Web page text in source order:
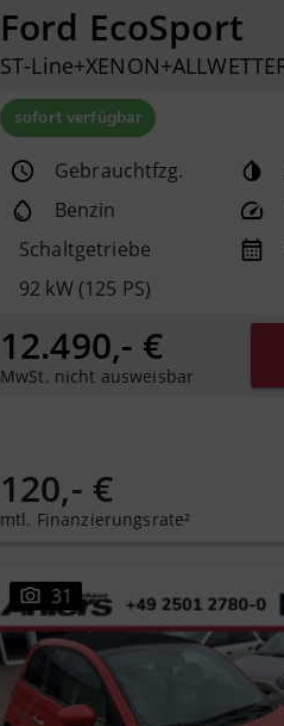
Ford EcoSport
sofort verfügbar
Gebrauchtfzg.
Benzin
Schaltgetriebe
92 kW (125 PS)
12.490,- €
MwSt. nicht ausweisbar
120,- €
mtl. Finanzierungsrate²
31